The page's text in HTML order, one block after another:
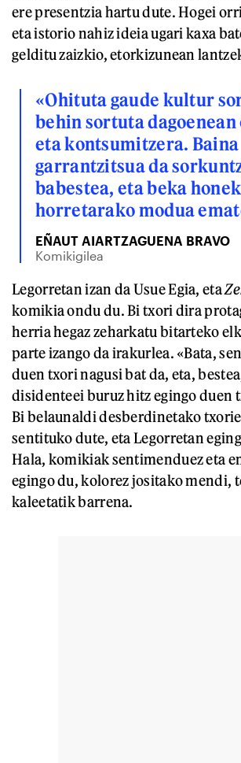
ere presentzia hartu dute. Hogei
eta istorio nahiz ideia ugari kaxa
gelditu zaizkio, etorkizunean
«Ohituta gaude kultur
behin sortuta
eta kontsumitzera. Baina
garrantzitsua da
babestea, eta beka honek
horretarako modua
EÑAUT AIARTZAGUENA BRAVO
Komikigilea
Legorretan izan da Usue Egia, eta
komikia ondu du. Bi txori dira
herria hegaz zeharkatu bitarteko
parte izango da irakurlea. «Bata,
duen txori nagusi bat da, eta,
disidenteei buruz hitz egingo duen
Bi belaunaldi desberdinetako
sentituko dute, eta Legorretan
Hala, komikiak sentimenduez eta
egingo du, kolorez jositako mendi,
kaleetatik barrena.